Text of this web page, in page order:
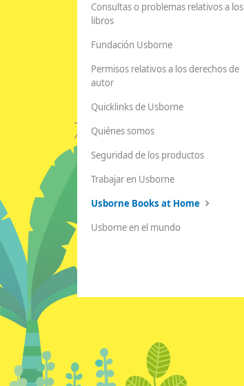
Consultas o problemas relativos a los
libros
Fundación Usborne
Permisos relativos a los derechos de
autor
Quicklinks de Usborne
Quiénes somos
Seguridad de los productos
Trabajar en Usborne
Usborne Books at Home
Usborne en el mundo